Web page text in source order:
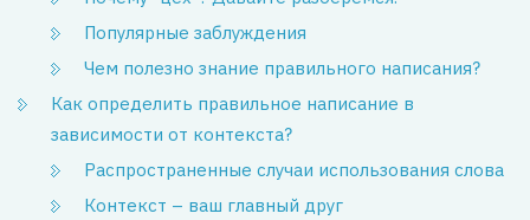
Популярные заблуждения
Чем полезно знание правильного написания?
Как определить правильное написание в
зависимости от контекста?
Распространенные случаи использования слова
Контекст – ваш главный друг